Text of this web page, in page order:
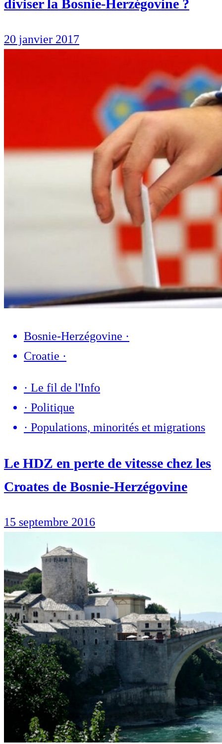
diviser la Bosnie-Herzégovine ?
20 janvier 2017
Bosnie-Herzégovine ·
Croatie ·
· Le fil de l'Info
· Politique
· Populations, minorités et migrations
Le HDZ en perte de vitesse chez les
Croates de Bosnie-Herzégovine
15 septembre 2016